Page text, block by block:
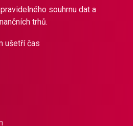
souhrnu dat a
trhů.
ušetří čas